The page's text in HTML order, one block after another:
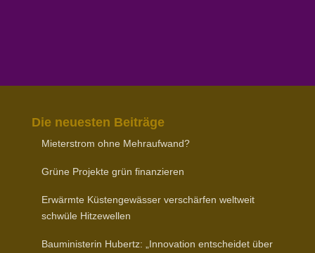
Die neuesten Beiträge
Mieter­strom ohne Mehraufwand?
Grüne Projekte grün finanzieren
Erwärmte Küsten­ge­wässer verschärfen weltweit
schwüle Hitzewellen
Baumi­nis­terin Hubertz: „Inno­vation entscheidet über